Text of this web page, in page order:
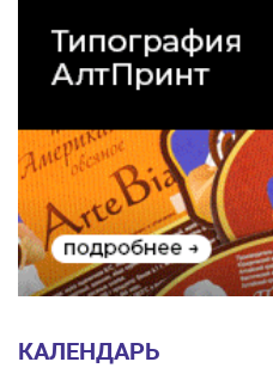
КАЛЕНДАРЬ